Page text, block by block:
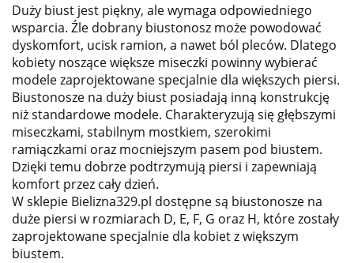
Duży biust jest piękny, ale wymaga odpowiedniego
wsparcia. Źle dobrany biustonosz może powodować
dyskomfort, ucisk ramion, a nawet ból pleców. Dlatego
kobiety noszące większe miseczki powinny wybierać
modele zaprojektowane specjalnie dla większych piersi.
Biustonosze na duży biust posiadają inną konstrukcję
niż standardowe modele. Charakteryzują się głębszymi
miseczkami, stabilnym mostkiem, szerokimi
ramiączkami oraz mocniejszym pasem pod biustem.
Dzięki temu dobrze podtrzymują piersi i zapewniają
komfort przez cały dzień.
W sklepie Bielizna329.pl dostępne są biustonosze na
duże piersi w rozmiarach D, E, F, G oraz H, które zostały
zaprojektowane specjalnie dla kobiet z większym
biustem.